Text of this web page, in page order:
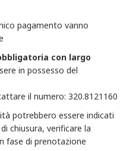
pagamento vanno
con largo
in possesso del
il numero: 320.8121160
potrebbero essere indicati
chiusura, verificare la
fase di prenotazione